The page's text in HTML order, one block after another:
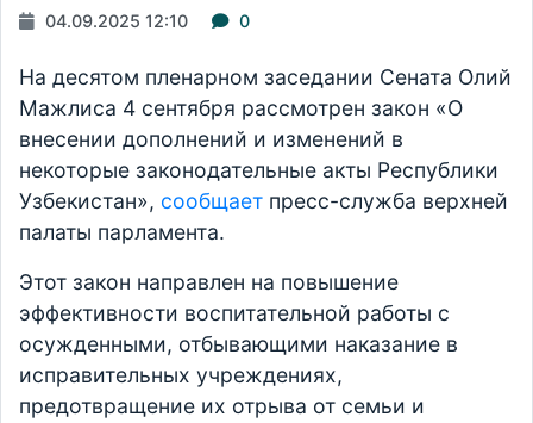
04.09.2025 12:10 0
На десятом пленарном заседании Сената Олий
Мажлиса 4 сентября рассмотрен закон «О
внесении дополнений и изменений в
некоторые законодательные акты Республики
Узбекистан», сообщает пресс-служба верхней
палаты парламента.
Этот закон направлен на повышение
эффективности воспитательной работы с
осужденными, отбывающими наказание в
исправительных учреждениях,
предотвращение их отрыва от семьи и